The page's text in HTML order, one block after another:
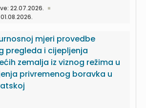
22.07.2026.
mjeri provedbe
pregleda i cijepljenja
zemalja iz viznog režima u
privremenog boravka u